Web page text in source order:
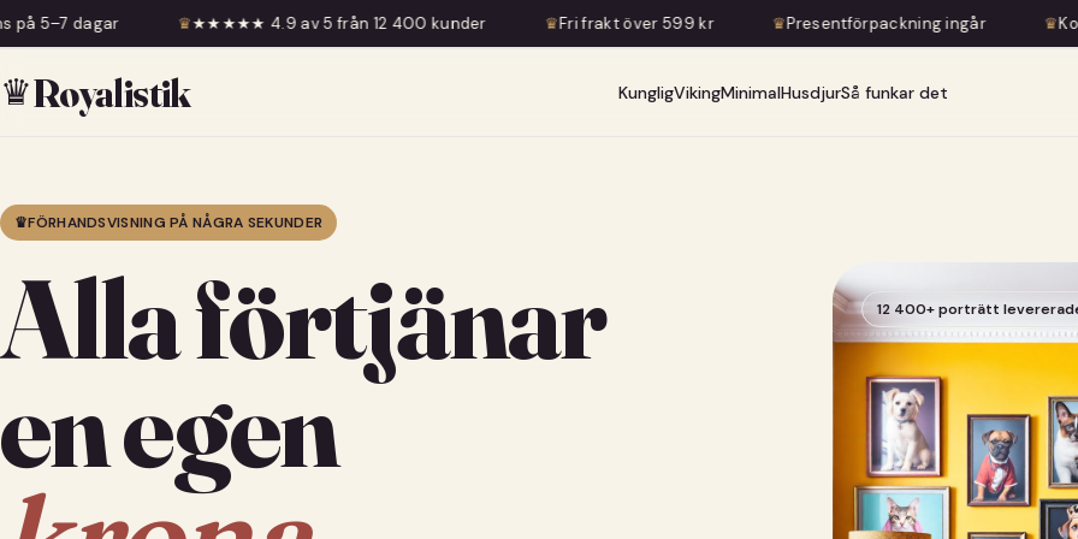
♛★★★★★ 4.9 av 5 från 12 400 kunder ♛Fri frakt över 599 kr ♛Presentförpackning ingår ♛Konstnärlig
♛Royalistik KungligVikingMinimalHusdjurSå funkar det
♛FÖRHANDSVISNING PÅ NÅGRA SEKUNDER
Alla förtjänar
en egen
12 400+ porträtt